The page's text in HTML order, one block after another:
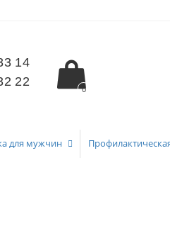
14
22
0
для мужчин